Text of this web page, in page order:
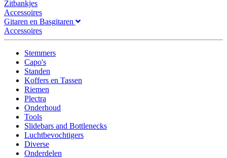
Zitbankjes
Accessoires
Gitaren en Basgitaren
Accessoires
Stemmers
Capo's
Standen
Koffers en Tassen
Riemen
Plectra
Onderhoud
Tools
Slidebars and Bottlenecks
Luchtbevochtigers
Diverse
Onderdelen